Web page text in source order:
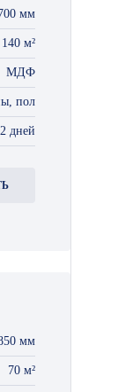
мм
140 м²
МДФ
пол
дней
мм
70 м²